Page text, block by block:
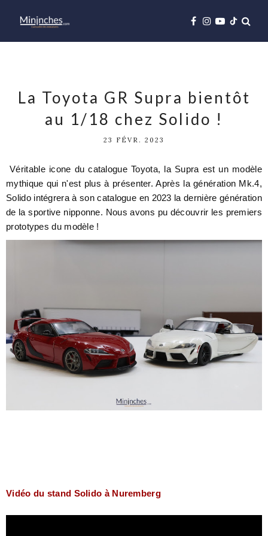
La Toyota GR Supra bientôt
au 1/18 chez Solido !
23 FÉVR. 2023
Véritable icone du catalogue Toyota, la Supra est un modèle
mythique qui n'est plus à présenter. Après la génération Mk.4,
Solido intégrera à son catalogue en 2023 la dernière génération
de la sportive nipponne. Nous avons pu découvrir les premiers
prototypes du modèle !
Vidéo du stand Solido à Nuremberg